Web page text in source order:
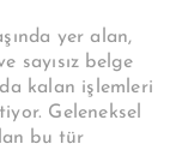
yer alan,
sayısız belge
kalan işlemleri
Geleneksel
bu tür